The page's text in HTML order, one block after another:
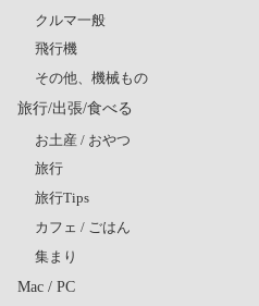
クルマ一般
飛行機
その他、機械もの
旅行/出張/食べる
お土産 / おやつ
旅行
旅行Tips
カフェ / ごはん
集まり
Mac / PC